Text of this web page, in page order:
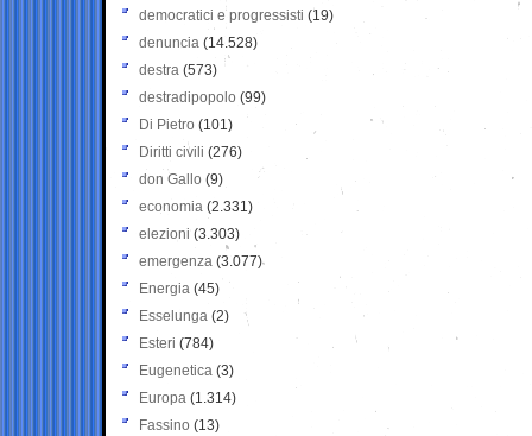
democratici e progressisti (19)
denuncia (14.528)
destra (573)
destradipopolo (99)
Di Pietro (101)
Diritti civili (276)
don Gallo (9)
economia (2.331)
elezioni (3.303)
emergenza (3.077)
Energia (45)
Esselunga (2)
Esteri (784)
Eugenetica (3)
Europa (1.314)
Fassino (13)